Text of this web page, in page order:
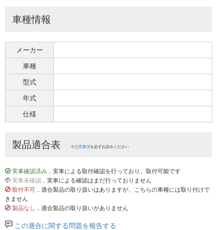
車種情報
メーカー
車種
型式
年式
仕様
製品適合表 ※注意事項を必ずお読みください
実車確認済み .. 実車による取付確認を行っており、取付可能です
実車未確認 .. 実車による確認はまだ行っておりません
取付不可 .. 適合製品の取り扱いはありますが、こちらの車種には取り付けで
きません
製品なし .. 適合製品の取り扱いがありません
この適合に関する問題を報告する